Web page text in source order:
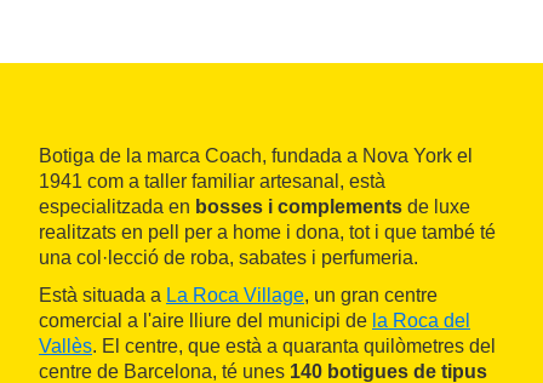
Botiga de la marca Coach, fundada a Nova York el
1941 com a taller familiar artesanal, està
especialitzada en bosses i complements de luxe
realitzats en pell per a home i dona, tot i que també té
una col·lecció de roba, sabates i perfumeria.
Està situada a La Roca Village, un gran centre
comercial a l'aire lliure del municipi de la Roca del
Vallès. El centre, que està a quaranta quilòmetres del
centre de Barcelona, té unes 140 botigues de tipus